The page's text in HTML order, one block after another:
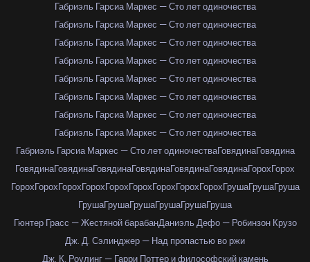
Габриэль Гарсиа Маркес — Сто лет одиночества
Габриэль Гарсиа Маркес — Сто лет одиночества
Габриэль Гарсиа Маркес — Сто лет одиночества
Габриэль Гарсиа Маркес — Сто лет одиночества
Габриэль Гарсиа Маркес — Сто лет одиночества
Габриэль Гарсиа Маркес — Сто лет одиночества
Габриэль Гарсиа Маркес — Сто лет одиночества
Габриэль Гарсиа Маркес — Сто лет одиночества
Габриэль Гарсиа Маркес — Сто лет одиночестваГовядинаГовядина
ГовядинаГовядинаГовядинаГовядинаГовядинаГовядинаГорохГорох
ГорохГорохГорохГорохГорохГорохГорохГорохГорохГрушаГрушаГруша
ГрушаГрушаГрушаГрушаГрушаГруша
Гюнтер Грасс — Жестяной барабанДаниэль Дефо — Робинзон Крузо
Дж. Д. Сэлинджер — Над пропастью во ржи
Дж. К. Роулинг — Гарри Поттер и философский камень